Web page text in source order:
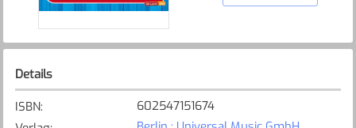
Details
ISBN:
602547151674